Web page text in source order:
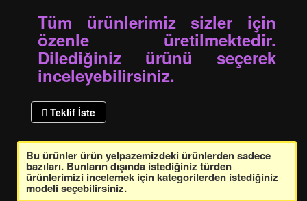
Tüm ürünlerimiz sizler için
özenle üretilmektedir.
Dilediğiniz ürünü seçerek
inceleyebilirsiniz.
Teklif İste
Bu ürünler ürün yelpazemizdeki ürünlerden sadece
bazıları. Bunların dışında istediğiniz türden
ürünlerimizi incelemek için kategorilerden istediğiniz
modeli seçebilirsiniz.